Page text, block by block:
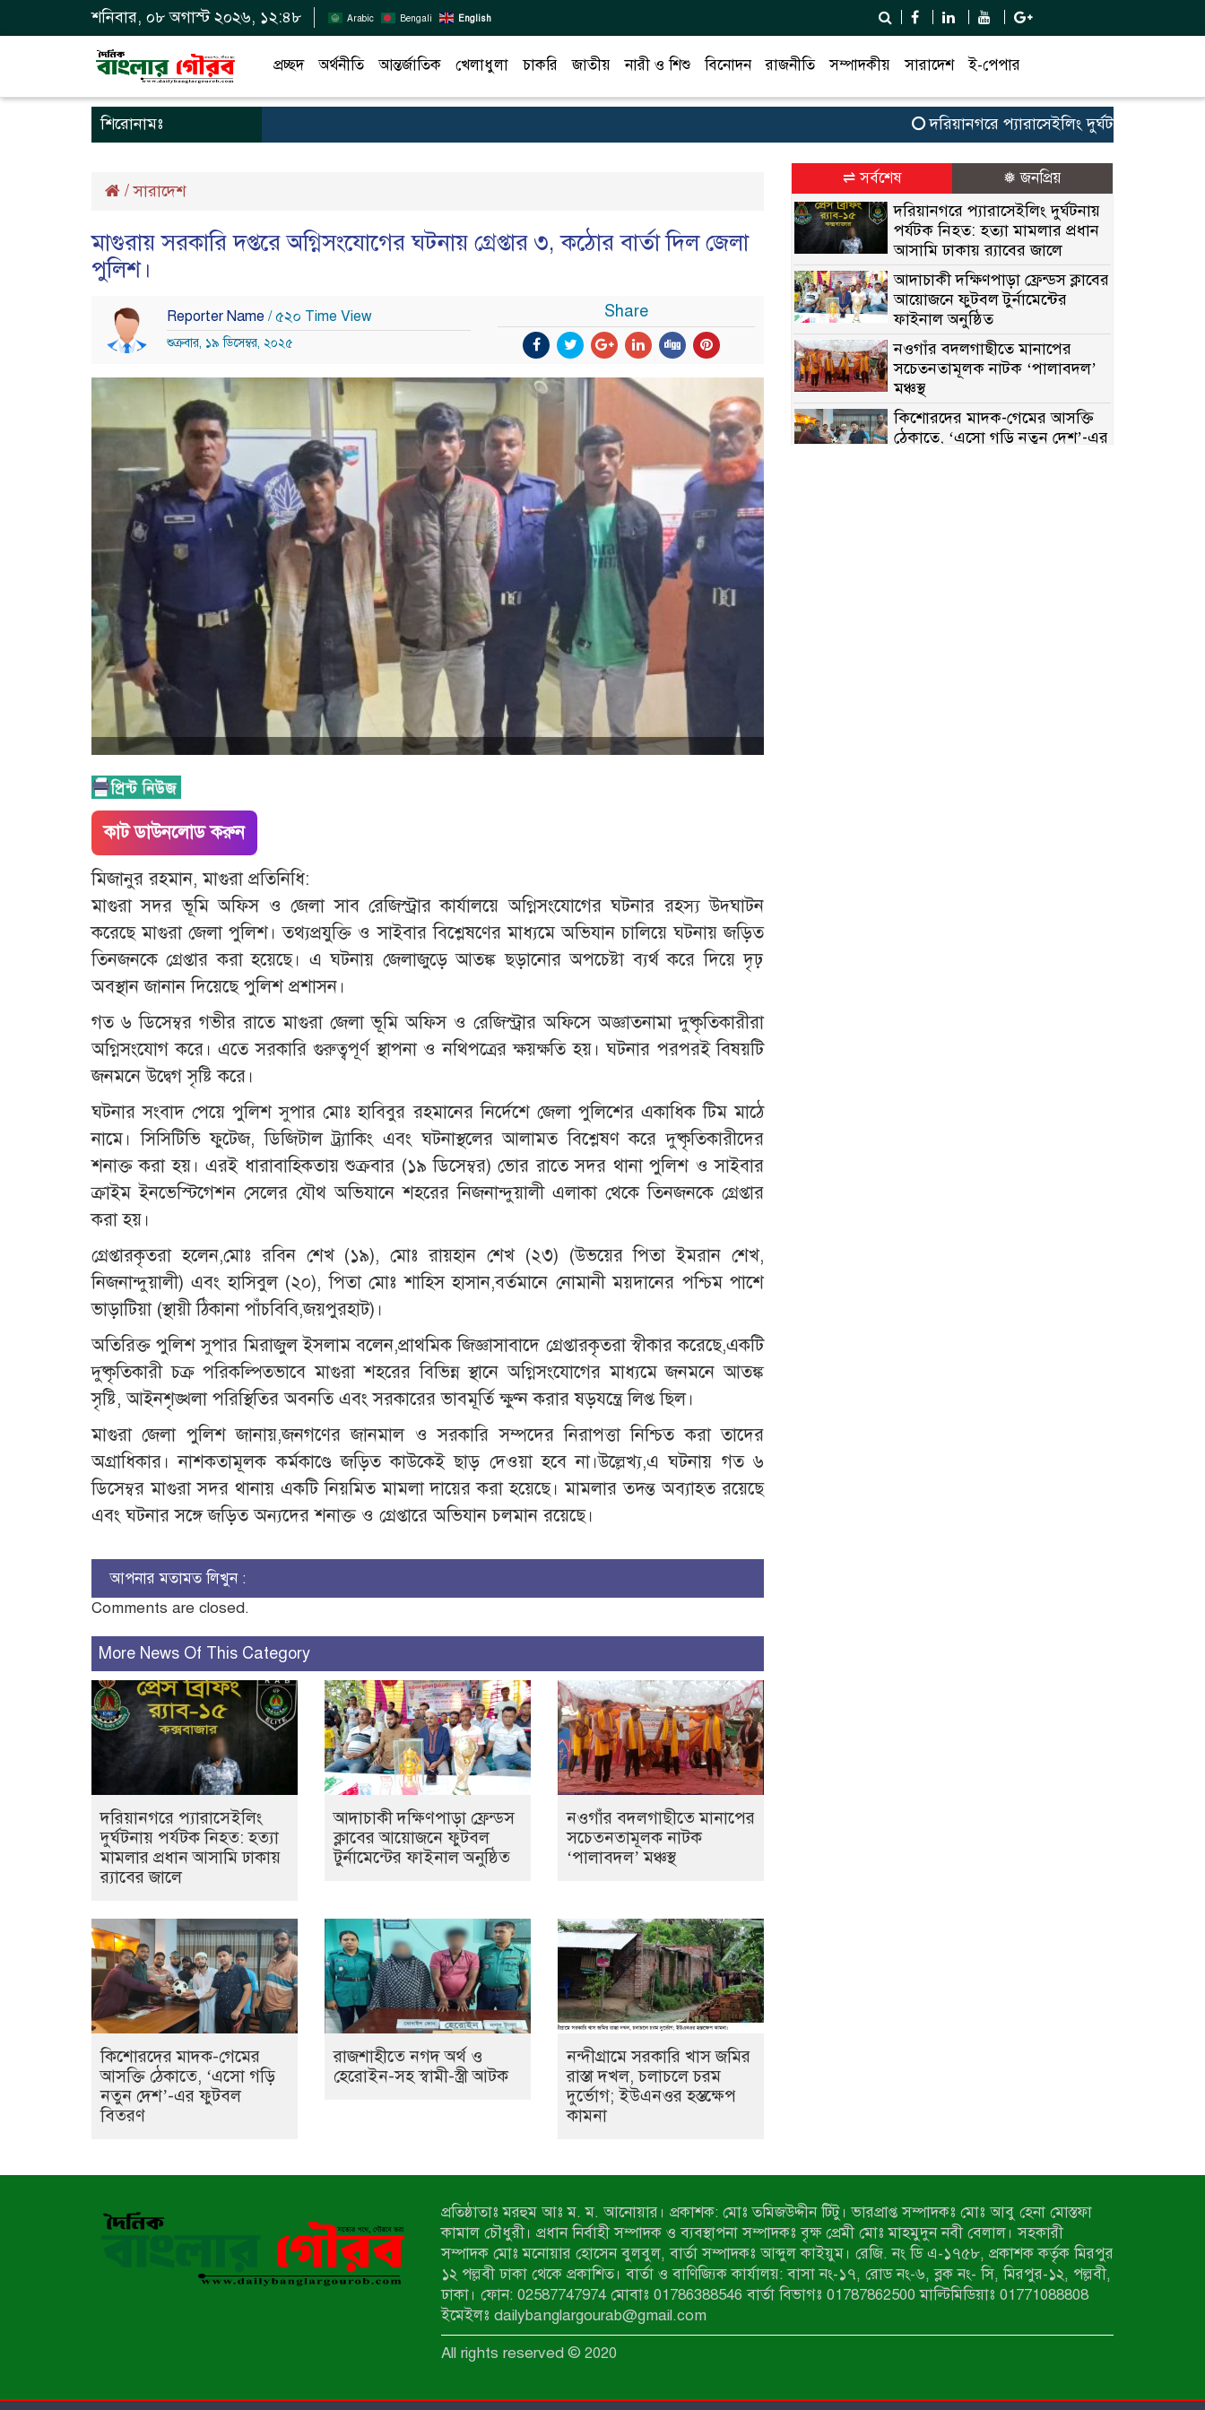
শনিবার, ০৮ অগাস্ট ২০২৬, ১২:৪৮ Arabic Bengali English
প্রচ্ছদ অর্থনীতি আন্তর্জাতিক খেলাধুলা চাকরি জাতীয় নারী ও শিশু বিনোদন রাজনীতি সম্পাদকীয় সারাদেশ ই-পেপার
শিরোনামঃ দরিয়ানগরে প্যারাসেইলিং দুর্ঘটনায় পর্যটক
/সারাদেশ
মাগুরায় সরকারি দপ্তরে অগ্নিসংযোগের ঘটনায় গ্রেপ্তার ৩, কঠোর বার্তা দিল জেলা
পুলিশ।
Reporter Name / ৫২০ Time View
শুক্রবার, ১৯ ডিসেম্বর, ২০২৫
Share
কাট ডাউনলোড করুন
মিজানুর রহমান, মাগুরা প্রতিনিধি:
মাগুরা সদর ভূমি অফিস ও জেলা সাব রেজিস্ট্রার কার্যালয়ে অগ্নিসংযোগের ঘটনার রহস্য উদ্ঘাটন
করেছে মাগুরা জেলা পুলিশ। তথ্যপ্রযুক্তি ও সাইবার বিশ্লেষণের মাধ্যমে অভিযান চালিয়ে ঘটনায় জড়িত
তিনজনকে গ্রেপ্তার করা হয়েছে। এ ঘটনায় জেলাজুড়ে আতঙ্ক ছড়ানোর অপচেষ্টা ব্যর্থ করে দিয়ে দৃঢ়
অবস্থান জানান দিয়েছে পুলিশ প্রশাসন।
গত ৬ ডিসেম্বর গভীর রাতে মাগুরা জেলা ভূমি অফিস ও রেজিস্ট্রার অফিসে অজ্ঞাতনামা দুষ্কৃতিকারীরা
অগ্নিসংযোগ করে। এতে সরকারি গুরুত্বপূর্ণ স্থাপনা ও নথিপত্রের ক্ষয়ক্ষতি হয়। ঘটনার পরপরই বিষয়টি
জনমনে উদ্বেগ সৃষ্টি করে।
ঘটনার সংবাদ পেয়ে পুলিশ সুপার মোঃ হাবিবুর রহমানের নির্দেশে জেলা পুলিশের একাধিক টিম মাঠে
নামে। সিসিটিভি ফুটেজ, ডিজিটাল ট্র্যাকিং এবং ঘটনাস্থলের আলামত বিশ্লেষণ করে দুষ্কৃতিকারীদের
শনাক্ত করা হয়। এরই ধারাবাহিকতায় শুক্রবার (১৯ ডিসেম্বর) ভোর রাতে সদর থানা পুলিশ ও সাইবার
ক্রাইম ইনভেস্টিগেশন সেলের যৌথ অভিযানে শহরের নিজনান্দুয়ালী এলাকা থেকে তিনজনকে গ্রেপ্তার
করা হয়।
গ্রেপ্তারকৃতরা হলেন,মোঃ রবিন শেখ (১৯), মোঃ রায়হান শেখ (২৩) (উভয়ের পিতা ইমরান শেখ,
নিজনান্দুয়ালী) এবং হাসিবুল (২০), পিতা মোঃ শাহিস হাসান,বর্তমানে নোমানী ময়দানের পশ্চিম পাশে
ভাড়াটিয়া (স্থায়ী ঠিকানা পাঁচবিবি,জয়পুরহাট)।
অতিরিক্ত পুলিশ সুপার মিরাজুল ইসলাম বলেন,প্রাথমিক জিজ্ঞাসাবাদে গ্রেপ্তারকৃতরা স্বীকার করেছে,একটি
দুষ্কৃতিকারী চক্র পরিকল্পিতভাবে মাগুরা শহরের বিভিন্ন স্থানে অগ্নিসংযোগের মাধ্যমে জনমনে আতঙ্ক
সৃষ্টি, আইনশৃঙ্খলা পরিস্থিতির অবনতি এবং সরকারের ভাবমূর্তি ক্ষুণ্ন করার ষড়যন্ত্রে লিপ্ত ছিল।
মাগুরা জেলা পুলিশ জানায়,জনগণের জানমাল ও সরকারি সম্পদের নিরাপত্তা নিশ্চিত করা তাদের
অগ্রাধিকার। নাশকতামূলক কর্মকাণ্ডে জড়িত কাউকেই ছাড় দেওয়া হবে না।উল্লেখ্য,এ ঘটনায় গত ৬
ডিসেম্বর মাগুরা সদর থানায় একটি নিয়মিত মামলা দায়ের করা হয়েছে। মামলার তদন্ত অব্যাহত রয়েছে
এবং ঘটনার সঙ্গে জড়িত অন্যদের শনাক্ত ও গ্রেপ্তারে অভিযান চলমান রয়েছে।
আপনার মতামত লিখুন :
Comments are closed.
More News Of This Category
দরিয়ানগরে প্যারাসেইলিং
দুর্ঘটনায় পর্যটক নিহত: হত্যা
মামলার প্রধান আসামি ঢাকায়
র‌্যাবের জালে
আদাচাকী দক্ষিণপাড়া ফ্রেন্ডস
ক্লাবের আয়োজনে ফুটবল
টুর্নামেন্টের ফাইনাল অনুষ্ঠিত
নওগাঁর বদলগাছীতে মানাপের
সচেতনতামূলক নাটক
‘পালাবদল’ মঞ্চস্থ
কিশোরদের মাদক-গেমের
আসক্তি ঠেকাতে, ‘এসো গড়ি
নতুন দেশ’-এর ফুটবল
বিতরণ
রাজশাহীতে নগদ অর্থ ও
হেরোইন-সহ স্বামী-স্ত্রী আটক
নন্দীগ্রামে সরকারি খাস জমির
রাস্তা দখল, চলাচলে চরম
দুর্ভোগ; ইউএনওর হস্তক্ষেপ
কামনা
⇌ সর্বশেষ ❅ জনপ্রিয়
দরিয়ানগরে প্যারাসেইলিং দুর্ঘটনায়
পর্যটক নিহত: হত্যা মামলার প্রধান
আসামি ঢাকায় র‌্যাবের জালে
আদাচাকী দক্ষিণপাড়া ফ্রেন্ডস ক্লাবের
আয়োজনে ফুটবল টুর্নামেন্টের
ফাইনাল অনুষ্ঠিত
নওগাঁর বদলগাছীতে মানাপের
সচেতনতামূলক নাটক ‘পালাবদল’
মঞ্চস্থ
কিশোরদের মাদক-গেমের আসক্তি
ঠেকাতে, ‘এসো গড়ি নতুন দেশ’-এর
প্রতিষ্ঠাতাঃ মরহুম আঃ ম. ম. আনোয়ার। প্রকাশক: মোঃ তমিজউদ্দীন টিটু। ভারপ্রাপ্ত সম্পাদকঃ মোঃ আবু হেনা মোস্তফা
কামাল চৌধুরী। প্রধান নির্বাহী সম্পাদক ও ব্যবস্থাপনা সম্পাদকঃ বৃক্ষ প্রেমী মোঃ মাহমুদুন নবী বেলাল। সহকারী
সম্পাদক মোঃ মনোয়ার হোসেন বুলবুল, বার্তা সম্পাদকঃ আব্দুল কাইয়ুম। রেজি. নং ডি এ-১৭৫৮, প্রকাশক কর্তৃক মিরপুর
১২ পল্লবী ঢাকা থেকে প্রকাশিত। বার্তা ও বাণিজ্যিক কার্যালয়: বাসা নং-১৭, রোড নং-৬, ব্লক নং- সি, মিরপুর-১২, পল্লবী,
ঢাকা। ফোন: 02587747974 মোবাঃ 01786388546 বার্তা বিভাগঃ 01787862500 মাল্টিমিডিয়াঃ 01771088808
ইমেইলঃ dailybanglargourab@gmail.com
All rights reserved © 2020